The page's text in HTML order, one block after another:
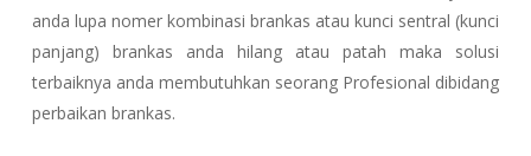
anda lupa nomer kombinasi brankas atau kunci sentral (kunci
panjang) brankas anda hilang atau patah maka solusi
terbaiknya anda membutuhkan seorang Profesional dibidang
perbaikan brankas.